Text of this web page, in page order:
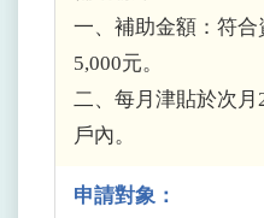
一、補助金額：符
5,000元。
二、每月津貼於次
戶內。
申請對象：